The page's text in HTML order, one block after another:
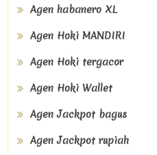
Agen habanero XL
Agen Hoki MANDIRI
Agen Hoki tergacor
Agen Hoki Wallet
Agen Jackpot bagus
Agen Jackpot rupiah